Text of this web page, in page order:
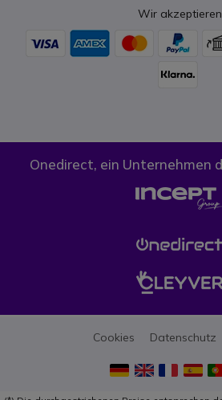
Wir akzeptieren
Onedirect, ein Unternehmen
Cookies Datenschutz